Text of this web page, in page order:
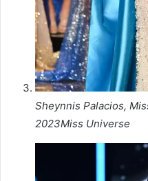
Sheynnis Palacios,
2023Miss Universe